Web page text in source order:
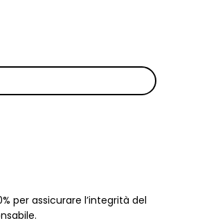
per assicurare l’integrità del